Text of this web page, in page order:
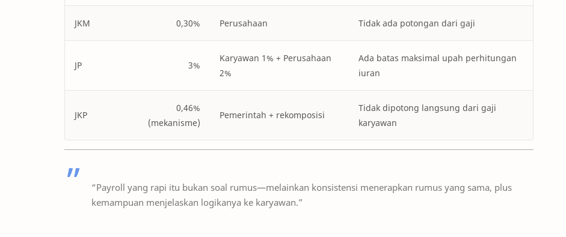
JKM 0,30% Perusahaan Tidak ada potongan dari gaji
JP 3%
Karyawan 1% + Perusahaan
2%
Ada batas maksimal upah perhitungan
iuran
JKP
0,46%
(mekanisme)
Pemerintah + rekomposisi
Tidak dipotong langsung dari gaji
karyawan
“Payroll yang rapi itu bukan soal rumus—melainkan konsistensi menerapkan rumus yang sama, plus
kemampuan menjelaskan logikanya ke karyawan.”